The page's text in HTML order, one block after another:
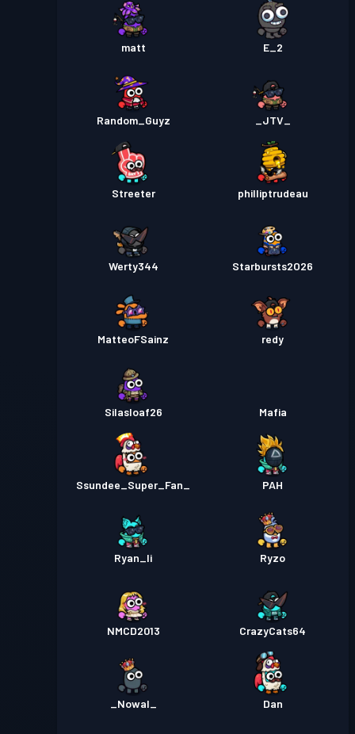
matt E_2
Random_Guyz _JTV_
Streeter philliptrudeau
Werty344 Starbursts2O26
MatteoFSainz redy
Silasloaf26 Mafia
Ssundee_Super_Fan_ PAH
Ryan_li Ryzo
NMCD2013 CrazyCats64
_Nowal_ Dan